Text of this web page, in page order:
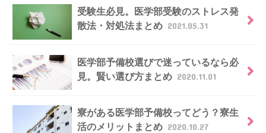
受験生必見。医学部受験のストレス発
散法・対処法まとめ 2021.05.31
医学部予備校選びで迷っているなら必
見。賢い選び方まとめ 2020.11.01
寮がある医学部予備校ってどう？寮生
活のメリットまとめ 2020.10.27